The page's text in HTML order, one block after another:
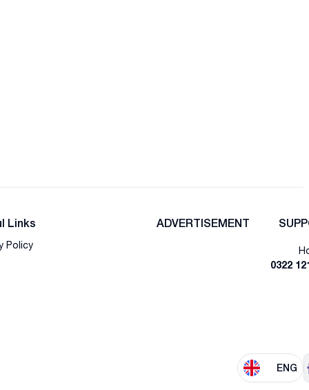
ENG
ADVERTISEMENT
Links
Policy
0322